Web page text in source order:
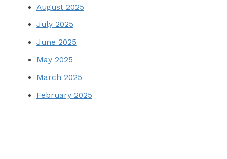
August 2025
July 2025
June 2025
May 2025
March 2025
February 2025